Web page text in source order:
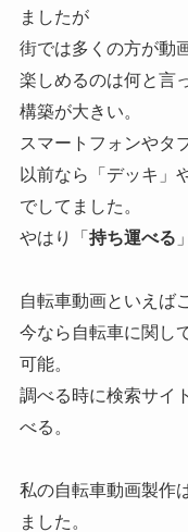
ましたが
街では多くの方が動
楽しめるのは何と言
構築が大きい。
スマートフォンやタ
以前なら「デッキ」
でしてました。
やはり「持ち運べる
自転車動画といえば
今なら自転車に関し
可能。
調べる時に検索サイ
べる。
私の自転車動画製作
ました。